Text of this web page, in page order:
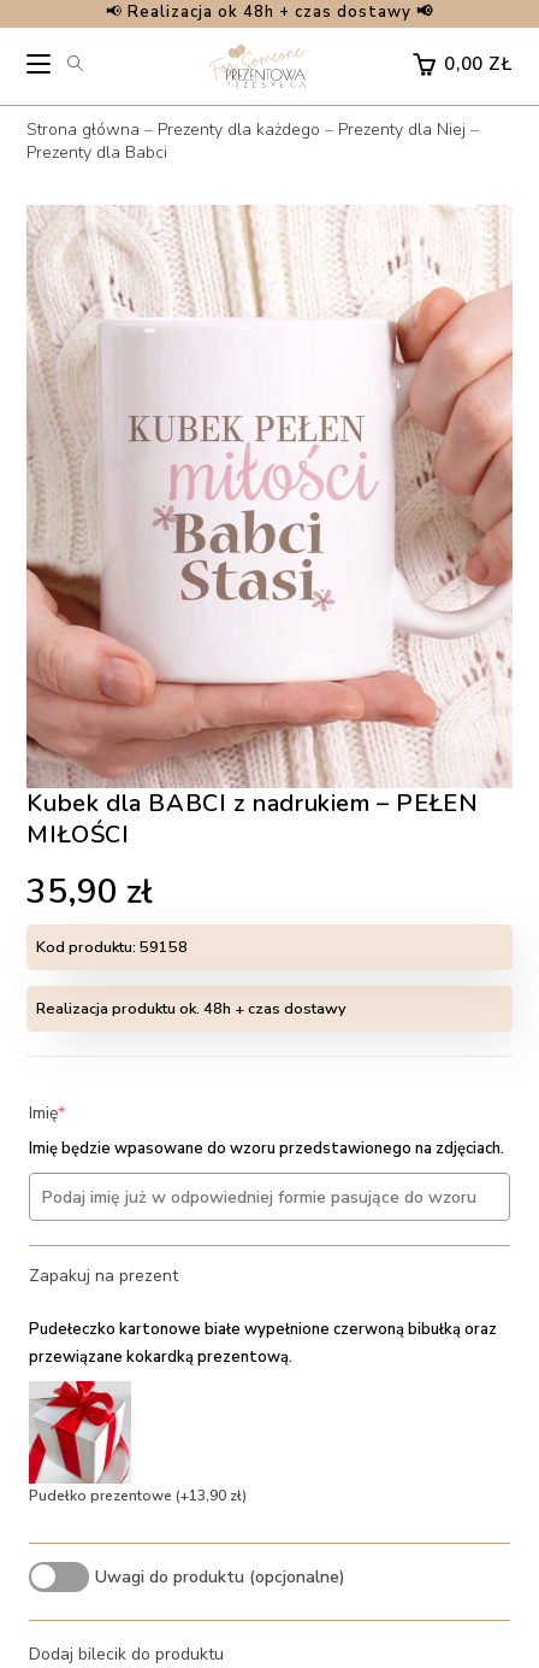
content
📢 Realizacja ok 48h + czas dostawy 📢
0,00 ZŁ
Strona główna – Prezenty dla każdego – Prezenty dla Niej –
Prezenty dla Babci
Kubek dla BABCI z nadrukiem – PEŁEN
MIŁOŚCI
35,90 zł
Kod produktu:59158
Realizacja produktu ok. 48h + czas dostawy
Imię*(required)
Imię będzie wpasowane do wzoru przedstawionego na zdjęciach.
Zapakuj na prezent
Pudełeczko kartonowe białe wypełnione czerwoną bibułką oraz
przewiązane kokardką prezentową.
Pudełko prezentowe (+13,90 zł)
Uwagi do produktu (opcjonalne)
Dodaj bilecik do produktu